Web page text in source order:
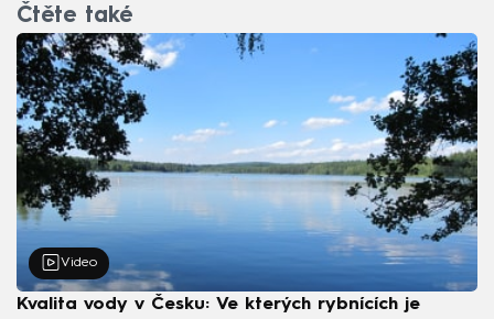
Čtěte také
Video
Kvalita vody v Česku: Ve kterých rybnících je